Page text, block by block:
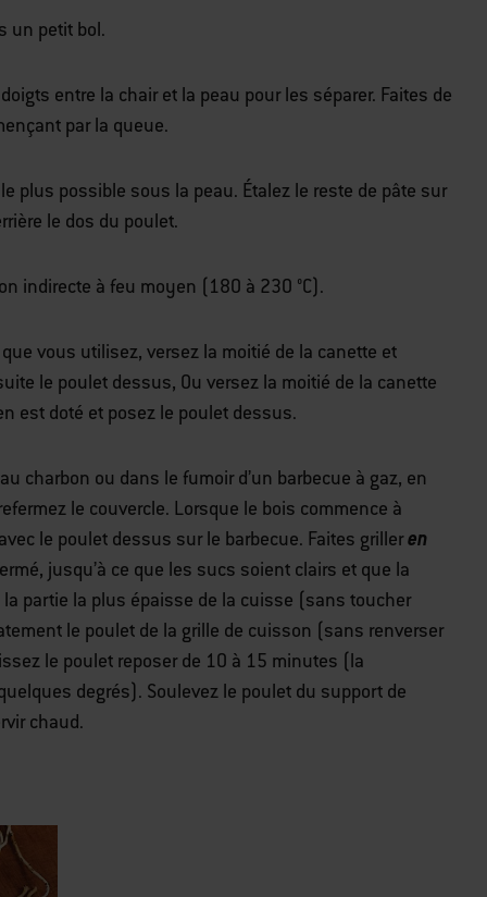
un petit bol.
entre la chair et la peau pour les séparer. Faites de
par la queue.
plus possible sous la peau. Étalez le reste de pâte sur
le dos du poulet.
indirecte à feu moyen (180 à 230 °C).
vous utilisez, versez la moitié de la canette et
le poulet dessus, Ou versez la moitié de la canette
est doté et posez le poulet dessus.
charbon ou dans le fumoir d’un barbecue à gaz, en
le couvercle. Lorsque le bois commence à
le poulet dessus sur le barbecue. Faites grilleren
jusqu’à ce que les sucs soient clairs et que la
partie la plus épaisse de la cuisse (sans toucher
le poulet de la grille de cuisson (sans renverser
le poulet reposer de 10 à 15 minutes (la
degrés). Soulevez le poulet du support de
chaud.